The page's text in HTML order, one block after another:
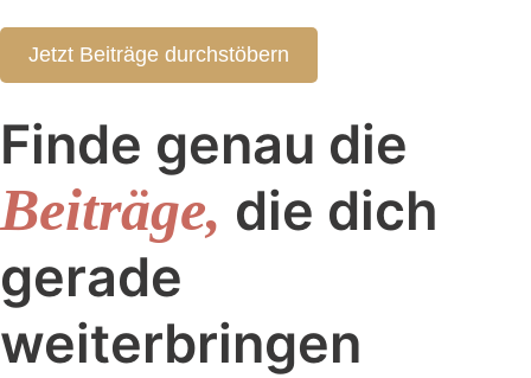
Jetzt Beiträge durchstöbern
Finde genau die
Beiträge, die dich
gerade
weiterbringen